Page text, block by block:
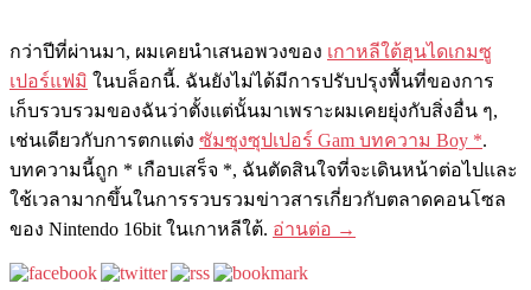
กว่าปีที่ผ่านมา, ผมเคยนำเสนอพวงของ เกาหลีใต้ฮุนไดเกมซู
เปอร์แฟมิ ในบล็อกนี้. ฉันยังไม่ได้มีการปรับปรุงพื้นที่ของการ
เก็บรวบรวมของฉันว่าตั้งแต่นั้นมาเพราะผมเคยยุ่งกับสิ่งอื่น ๆ,
เช่นเดียวกับการตกแต่ง ซัมซุงซุปเปอร์ Gam บทความ Boy *.
บทความนี้ถูก * เกือบเสร็จ *, ฉันตัดสินใจที่จะเดินหน้าต่อไปและ
ใช้เวลามากขึ้นในการรวบรวมข่าวสารเกี่ยวกับตลาดคอนโซล
ของ Nintendo 16bit ในเกาหลีใต้. อ่านต่อ →